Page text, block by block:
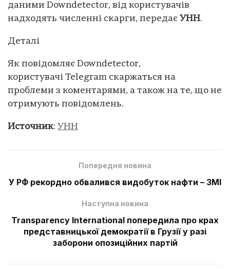
даними Downdetector, від користувачів
надходять численні скарги, передає УНН.
Деталі
Як повідомляє Downdetector,
користувачі Telegram скаржаться на
проблеми з коментарями, а також на те, що не
отримують повідомлень.
Источник: УНН
Попередня новина
У РФ рекордно обвалився видобуток нафти – ЗМІ
Наступна новина
Transparency International попередила про крах
представницької демократії в Грузії у разі
заборони опозиційних партій